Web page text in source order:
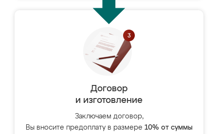
Договор
и изготовление
Заключаем договор,
Вы вносите предоплату в размере 10% от суммы